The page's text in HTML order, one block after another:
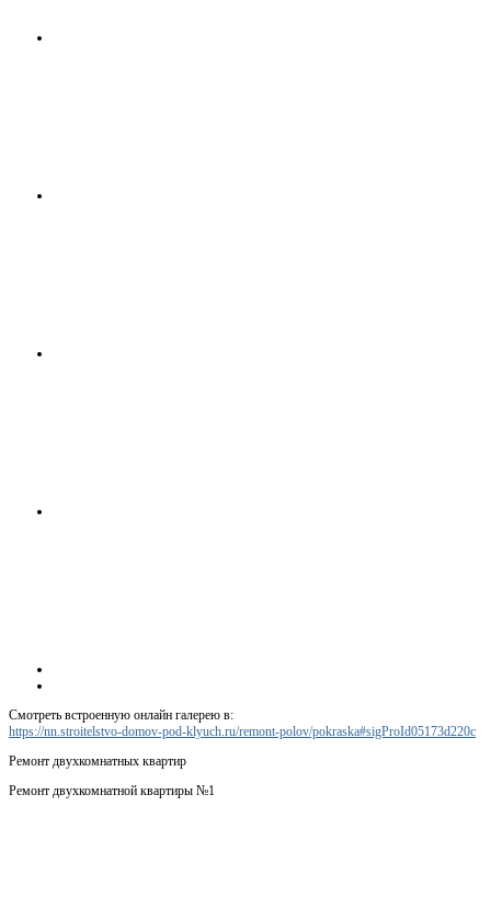
Смотреть встроенную онлайн галерею в:
https://nn.stroitelstvo-domov-pod-klyuch.ru/remont-polov/pokraska#sigProId05173d220c
Ремонт двухкомнатных квартир
Ремонт двухкомнатной квартиры №1